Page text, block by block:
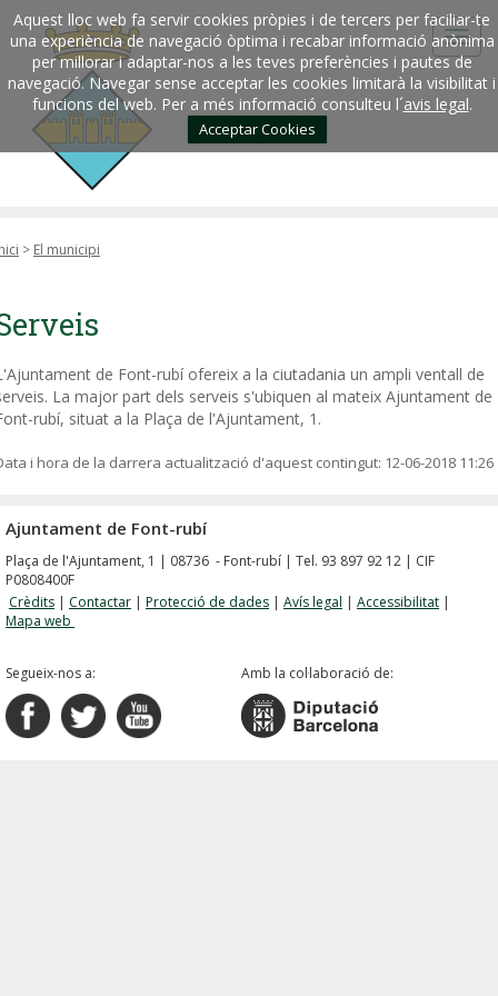
Aquest lloc web fa servir cookies pròpies i de tercers per faciliar-te
una experiència de navegació òptima i recabar informació anònima
per millorar i adaptar-nos a les teves preferències i pautes de
navegació. Navegar sense acceptar les cookies limitarà la visibilitat i
funcions del web. Per a més informació consulteu l´avis legal.
Acceptar Cookies
> El municipi
de Font-rubí ofereix a la ciutadania un ampli ventall de
La major part dels serveis s'ubiquen al mateix Ajuntament de
rubí, situat a la Plaça de l'Ajuntament, 1.
i hora de la darrera actualització d'aquest contingut: 12-06-2018 11:26
Ajuntament de Font-rubí
Plaça de l'Ajuntament, 1 | 08736 - Font-rubí | Tel. 93 897 92 12 | CIF
P0808400F
Crèdits | Contactar | Protecció de dades | Avís legal | Accessibilitat |
Mapa web
Segueix-nos a: Amb la col·laboració de: